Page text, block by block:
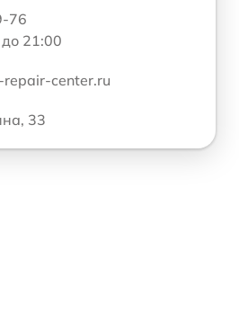
76
21:00
repair-center.ru
33